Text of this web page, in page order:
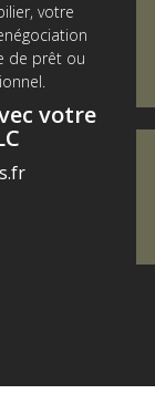
votre
de prêt ou
votre